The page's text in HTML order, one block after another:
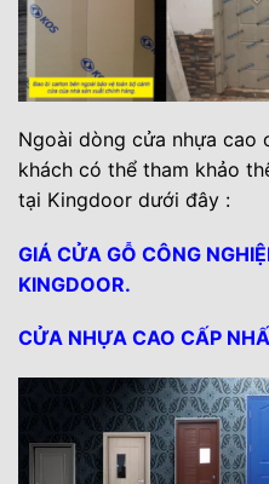
Ngoài dòng cửa nhựa cao
khách có thể tham khảo
tại Kingdoor dưới đây :
GIÁ CỬA GỖ CÔNG
KINGDOOR.
CỬA NHỰA CAO CẤP